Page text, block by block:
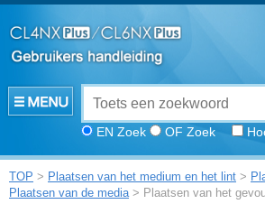
EN Zoek OF Zoek
TOP > Plaatsen van het medium en het lint >
Plaatsen van de media> Plaatsen van het